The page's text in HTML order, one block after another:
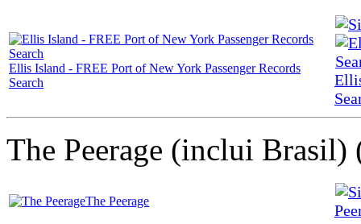
Ellis Island - FREE Port of New York Passenger Records
Search
The Peerage (inclui Brasil)
The Peerage